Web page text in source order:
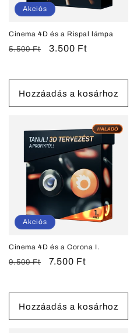
Akciós
Cinema 4D és a Rispal lámpa
Normál
5.500 Ft
Akciós
3.500 Ft
Hozzáadás a kosárhoz
Akciós
Cinema 4D és a Corona I.
Normál
9.500 Ft
Akciós
7.500 Ft
Hozzáadás a kosárhoz